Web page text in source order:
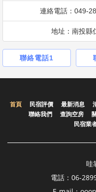
連絡電話：049-
地址：南投縣
聯絡電話1
首頁 民宿評價 最新消息
聯絡我們
查詢空房
民宿業
哇
電話：06-